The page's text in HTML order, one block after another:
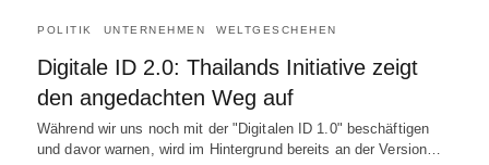
POLITIK UNTERNEHMEN WELTGESCHEHEN
Digitale ID 2.0: Thailands Initiative zeigt
den angedachten Weg auf
Während wir uns noch mit der "Digitalen ID 1.0" beschäftigen
und davor warnen, wird im Hintergrund bereits an der Version…